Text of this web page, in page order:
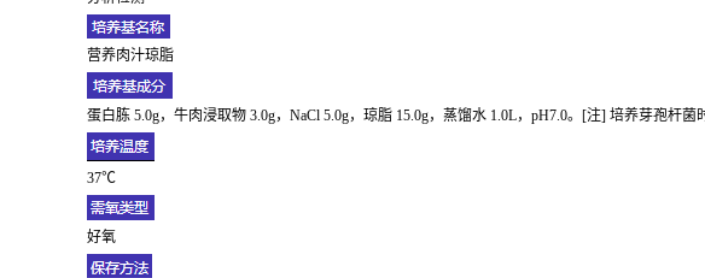
营养肉汁琼脂
蛋白胨 5.0g，牛肉浸取物 3.0g，NaCl 5.0g，琼脂 15.0g，蒸馏水 1.0L，pH7.0。[注] 培养芽孢杆
37℃
好氧